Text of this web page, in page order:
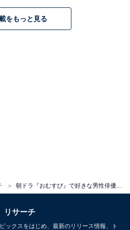
朝ドラ『おむすび』で好きな男性俳優ランキング！ 1位「佐野勇斗／四ツ木翔也」に続く2位は？
をもっと見る
リサーチ
ックスをはじめ、最新のリリース情報、ト